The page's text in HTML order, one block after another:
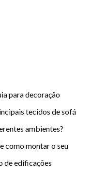
para decoração
tecidos de sofá
ambientes?
como montar o seu
de edificações